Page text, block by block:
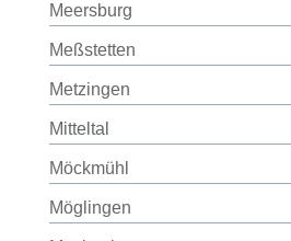
Meersburg
Meßstetten
Metzingen
Mitteltal
Möckmühl
Möglingen